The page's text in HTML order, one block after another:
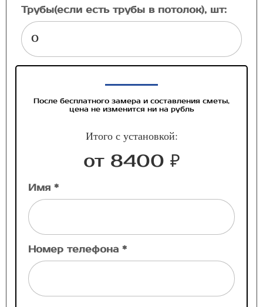
Трубы(если есть трубы в потолок), шт:
После бесплатного замера и составления сметы,
цена не изменится ни на рубль
Итого с установкой:
от 8400 ₽
Имя *
Номер телефона *